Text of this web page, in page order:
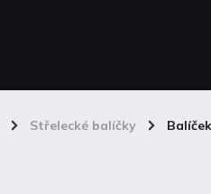
/ Střelecké balíčky /